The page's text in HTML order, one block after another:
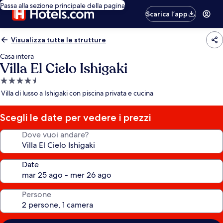
Passa alla sezione principale della pagina
Scarica l’app
Visualizza tutte le strutture
Casa intera
Villa El Cielo Ishigaki
Struttura
a
stelle
Villa di lusso a Ishigaki con piscina privata e cucina
Scegli le date per vedere i prezzi
Dove vuoi andare?
Date
Persone